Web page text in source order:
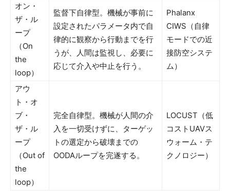
オン・
ザ・ル
ープ
（On
the
loop）
監督下自律型。機械が事前に
設定されたパラメータ内で自
律的に観察から行動までを行
うが、人間は監視し、必要に
応じて介入や中止を行う。
Phalanx
CIWS（自律
モードでの近
接防空システ
ム）
アウ
ト・オ
ブ・
ザ・ル
ープ
（Out of
the
loop）
完全自律型。機械が人間の介
入を一切受けずに、ターゲッ
トの選定から破壊までの
OODAループを完遂する。
LOCUST（低
コストUAVス
ウォーム・テ
クノロジー）